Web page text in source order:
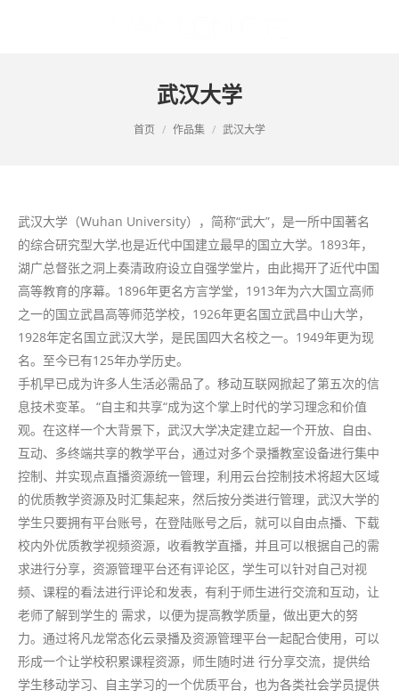
武汉大学
首页 作品集 武汉大学
武汉大学（Wuhan University），简称“武大”，是一所中国著名
的综合研究型大学,也是近代中国建立最早的国立大学。1893年，
湖广总督张之洞上奏清政府设立自强学堂片，由此揭开了近代中国
高等教育的序幕。1896年更名方言学堂，1913年为六大国立高师
之一的国立武昌高等师范学校，1926年更名国立武昌中山大学，
1928年定名国立武汉大学，是民国四大名校之一。1949年更为现
名。至今已有125年办学历史。
手机早已成为许多人生活必需品了。移动互联网掀起了第五次的信
息技术变革。 “自主和共享“成为这个掌上时代的学习理念和价值
观。在这样一个大背景下，武汉大学决定建立起一个开放、自由、
互动、多终端共享的教学平台，通过对多个录播教室设备进行集中
控制、并实现点直播资源统一管理，利用云台控制技术将超大区域
的优质教学资源及时汇集起来，然后按分类进行管理，武汉大学的
学生只要拥有平台账号，在登陆账号之后，就可以自由点播、下载
校内外优质教学视频资源，收看教学直播，并且可以根据自己的需
求进行分享，资源管理平台还有评论区，学生可以针对自己对视
频、课程的看法进行评论和发表，有利于师生进行交流和互动，让
老师了解到学生的 需求，以便为提高教学质量，做出更大的努
力。通过将凡龙常态化云录播及资源管理平台一起配合使用，可以
形成一个让学校积累课程资源，师生随时进 行分享交流，提供给
学生移动学习、自主学习的一个优质平台，也为各类社会学员提供